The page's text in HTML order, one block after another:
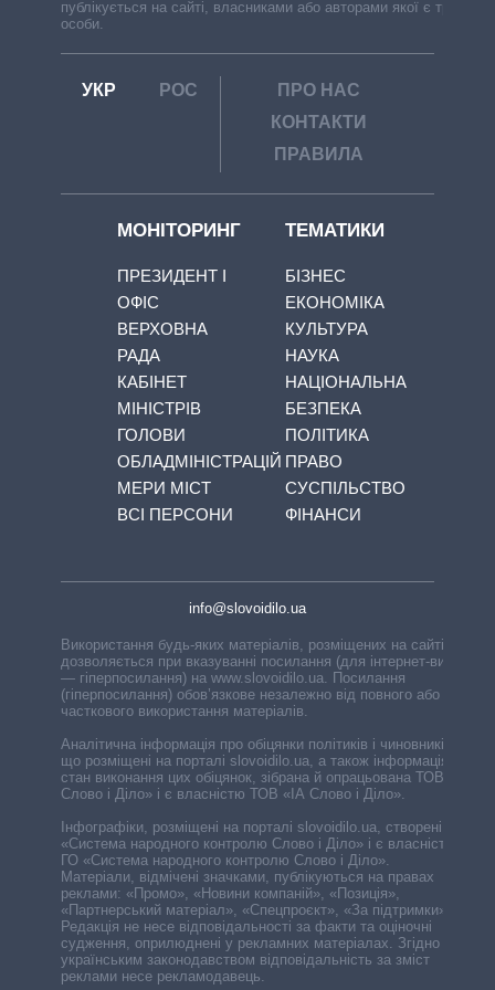
публікується на сайті, власниками або авторами якої є треті
особи.
УКР РОС
ПРО НАС
КОНТАКТИ
ПРАВИЛА
МОНІТОРИНГ
ПРЕЗИДЕНТ І
ОФІС
ВЕРХОВНА
РАДА
КАБІНЕТ
МІНІСТРІВ
ГОЛОВИ
ОБЛАДМІНІСТРАЦІЙ
МЕРИ МІСТ
ВСІ ПЕРСОНИ
ТЕМАТИКИ
БІЗНЕС
ЕКОНОМІКА
КУЛЬТУРА
НАУКА
НАЦІОНАЛЬНА
БЕЗПЕКА
ПОЛІТИКА
ПРАВО
СУСПІЛЬСТВО
ФІНАНСИ
info@slovoidilo.ua
Використання будь-яких матеріалів, розміщених на сайті,
дозволяється при вказуванні посилання (для інтернет-видань
— гіперпосилання) на www.slovoidilo.ua. Посилання
(гіперпосилання) обов’язкове незалежно від повного або
часткового використання матеріалів.
Аналітична інформація про обіцянки політиків і чиновників,
що розміщені на порталі slovoidilo.ua, а також інформація про
стан виконання цих обіцянок, зібрана й опрацьована ТОВ «ІА
Слово і Діло» і є власністю ТОВ «ІА Слово і Діло».
Інфографіки, розміщені на порталі slovoidilo.ua, створені ГО
«Система народного контролю Слово і Діло» і є власністю
ГО «Система народного контролю Слово і Діло».
Матеріали, відмічені значками, публікуються на правах
реклами: «Промо», «Новини компаній», «Позиція»,
«Партнерський матеріал», «Спецпроєкт», «За підтримки».
Редакція не несе відповідальності за факти та оціночні
судження, оприлюднені у рекламних матеріалах. Згідно з
українським законодавством відповідальність за зміст
реклами несе рекламодавець.